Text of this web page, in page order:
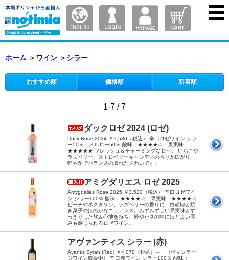
ホーム ＞ ワイン ＞ シラー
おすすめ順 価格順 新着順
1-7 / 7
ダックロゼ 2024 (ロゼ)
Duck Rose 2024 ￥2,530（税込） 辛口ロゼワイン シラ
ー50％、メルロー50％ 酸味：★★★★☆ 果実味：
★★★★★ フレッシュ＆チャーミングなロゼ。 いちごや
ラズベリー、ストロベリーキャンディの香りが広がり、
軽やかでバランスの取れた味わいです。
アミグダリエス ロゼ 2025
Amygdalies Rose 2025 ￥3,520（税込） 辛口ロゼワイ
ン シラー100% 酸味：★★★★☆ 果実味：★★★★☆
ピーチやネクタリン、ラズベリーの香りに、白胡椒と焼
き菓子のほのかなニュアンス。みずみずしい果実味とす
っきりした飲み心地を持ち、軽やかさの中にほどよい厚
みも感じられるロゼワイン。
アヴァンティス シラー (赤)
Avantis Syrah (Red) ￥4,070（税込）～ 《ヴィンテー
ジワイン取扱中》 辛口赤ワイン シラー100％ 酸味：